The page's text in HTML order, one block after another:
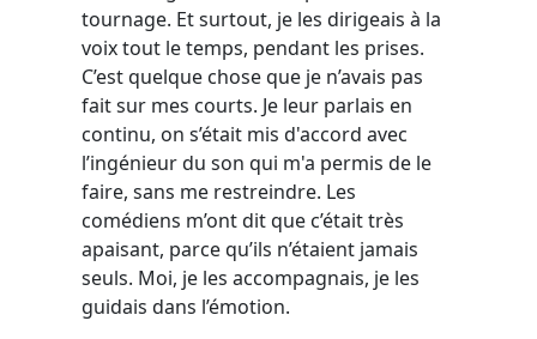
tournage. Et surtout, je les dirigeais à la
voix tout le temps, pendant les prises.
C’est quelque chose que je n’avais pas
fait sur mes courts. Je leur parlais en
continu, on s’était mis d'accord avec
l’ingénieur du son qui m'a permis de le
faire, sans me restreindre. Les
comédiens m’ont dit que c’était très
apaisant, parce qu’ils n’étaient jamais
seuls. Moi, je les accompagnais, je les
guidais dans l’émotion.